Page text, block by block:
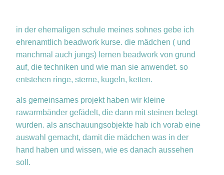
in der ehemaligen schule meines sohnes gebe ich
ehrenamtlich beadwork kurse. die mädchen ( und
manchmal auch jungs) lernen beadwork von grund
auf, die techniken und wie man sie anwendet. so
entstehen ringe, sterne, kugeln, ketten.
als gemeinsames projekt haben wir kleine
rawarmbänder gefädelt, die dann mit steinen belegt
wurden. als anschauungsobjekte hab ich vorab eine
auswahl gemacht, damit die mädchen was in der
hand haben und wissen, wie es danach aussehen
soll.